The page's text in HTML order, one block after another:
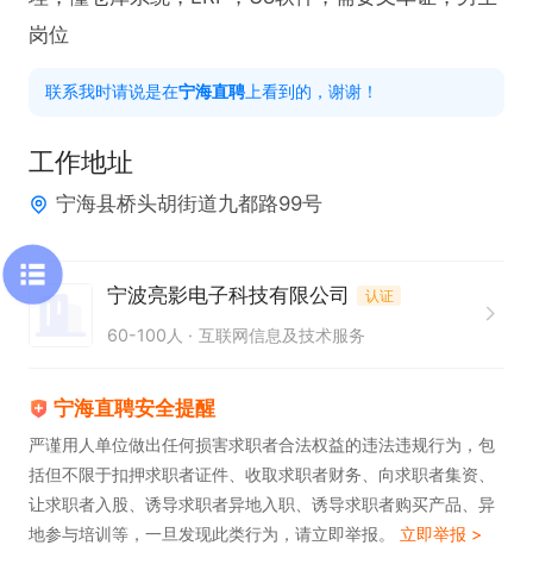
岗位
联系我时请说是在宁海直聘 上看到的，谢谢！
工作地址
宁海县桥头胡街道九都路99号
宁波亮影电子科技有限公司 认证
60-100人 互联网信息及技术服务
宁海直聘安全提醒
严谨用人单位做出任何损害求职者合法权益的违法违规行为，包
括但不限于扣押求职者证件、收取求职者财务、向求职者集资、
让求职者入股、诱导求职者异地入职、诱导求职者购买产品、异
地参与培训等，一旦发现此类行为，请立即举报。 立即举报 >